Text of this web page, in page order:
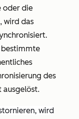
oder die
wird das
bestimmte
des
ausgelöst.
wird